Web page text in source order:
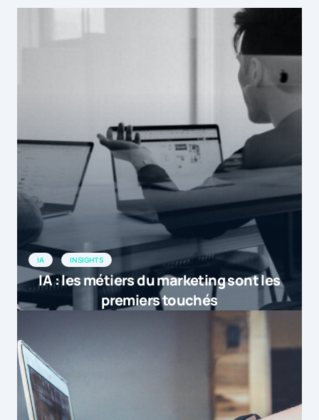
IA INSIGHTS
IA : les métiers du marketing sont les
premiers touchés